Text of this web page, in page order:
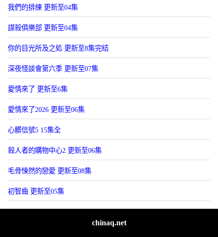
我們的排練 更新至04集
謀殺俱樂部 更新至04集
你的目光所及之処 更新至8集完结
深夜怪談會第六季 更新至07集
愛情來了 更新至6集
愛情來了2026 更新至06集
心髒信號5 15集全
殺人者的購物中心2 更新至06集
毛骨悚然的戀愛 更新至08集
初智齒 更新至05集
chinaq.net